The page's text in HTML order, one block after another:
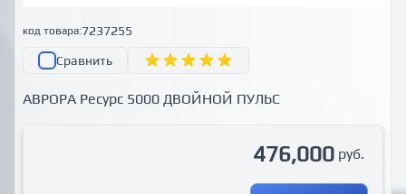
код товара:7237255
Сравнить
АВРОРА Ресурс 5000 ДВОЙНОЙ ПУЛЬС
476,000 руб.